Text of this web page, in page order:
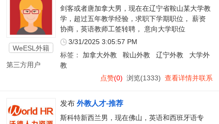
WeESL外籍
第三方用户
剑客或者唐加拿大男，现在在辽宁省鞍山某大学教
学，超过五年教学经验，求职下学期职位， 薪资
协商，英语教师工签转聘， 意向大学职位
3/31/2025 3:05:57 PM
标签： 加拿大外教 鞍山外教 辽宁外教
大学外
教
点赞(0) 浏览(1333) 查看详情并联系
发布 外教人才-推荐
斯科特新西兰男，现在佛山，英语和西班牙语专